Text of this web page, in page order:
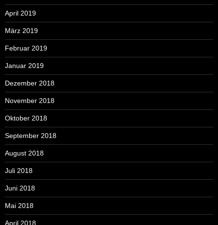
April 2019
März 2019
Februar 2019
Januar 2019
Dezember 2018
November 2018
Oktober 2018
September 2018
August 2018
Juli 2018
Juni 2018
Mai 2018
April 2018